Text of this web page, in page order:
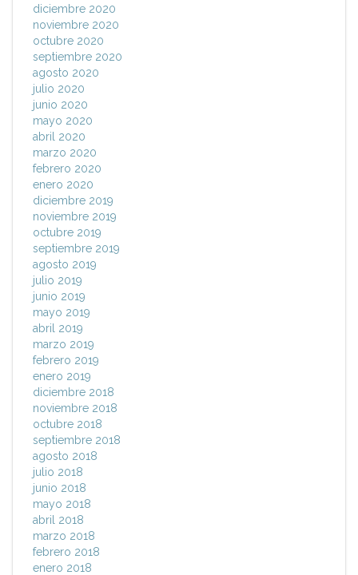
diciembre 2020
noviembre 2020
octubre 2020
septiembre 2020
agosto 2020
julio 2020
junio 2020
mayo 2020
abril 2020
marzo 2020
febrero 2020
enero 2020
diciembre 2019
noviembre 2019
octubre 2019
septiembre 2019
agosto 2019
julio 2019
junio 2019
mayo 2019
abril 2019
marzo 2019
febrero 2019
enero 2019
diciembre 2018
noviembre 2018
octubre 2018
septiembre 2018
agosto 2018
julio 2018
junio 2018
mayo 2018
abril 2018
marzo 2018
febrero 2018
enero 2018